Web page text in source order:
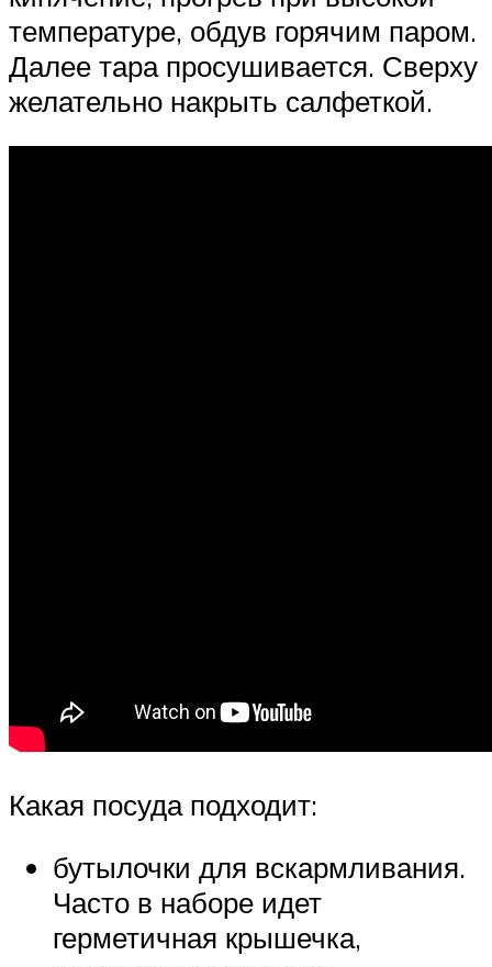
температуре, обдув горячим паром.
Далее тара просушивается. Сверху
желательно накрыть салфеткой.
Какая посуда подходит:
бутылочки для вскармливания.
Часто в наборе идет
герметичная крышечка,